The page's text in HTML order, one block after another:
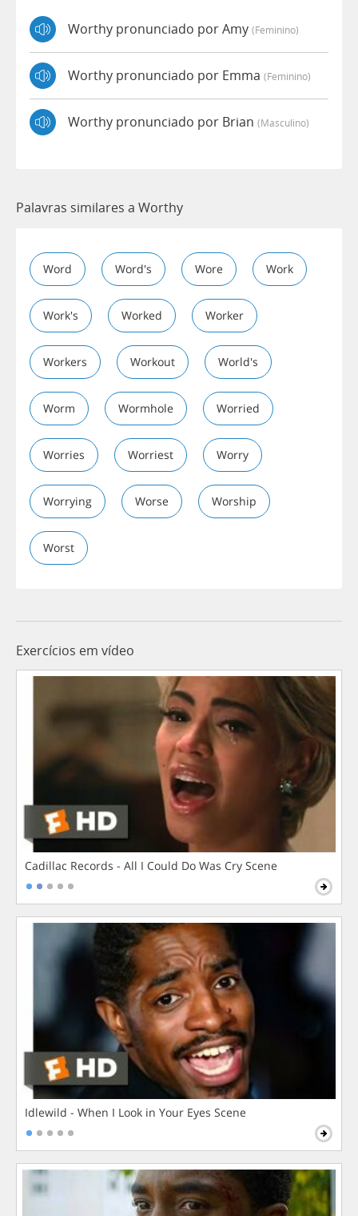
Worthy pronunciado por Amy (feminino)
Worthy pronunciado por Emma (feminino)
Worthy pronunciado por Brian (masculino)
Palavras similares a Worthy
Word Word's Wore Work
Work's Worked Worker
Workers Workout World's
Worm Wormhole Worried
Worries Worriest Worry
Worrying Worse Worship
Worst
Exercícios em vídeo
Cadillac Records - All I Could Do Was Cry Scene
Idlewild - When I Look in Your Eyes Scene